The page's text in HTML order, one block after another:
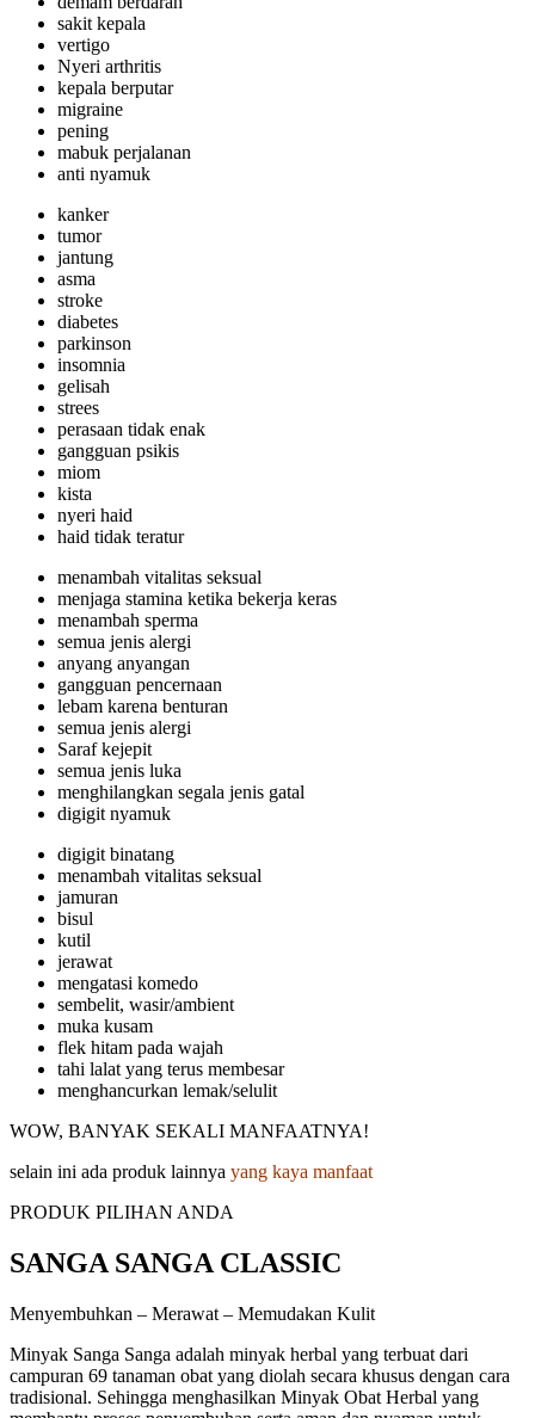
sakit kepala
vertigo
Nyeri arthritis
kepala berputar
migraine
pening
mabuk perjalanan
anti nyamuk
kanker
tumor
jantung
asma
stroke
diabetes
parkinson
insomnia
gelisah
strees
perasaan tidak enak
gangguan psikis
miom
kista
nyeri haid
haid tidak teratur
menambah vitalitas seksual
menjaga stamina ketika bekerja keras
menambah sperma
semua jenis alergi
anyang anyangan
gangguan pencernaan
lebam karena benturan
semua jenis alergi
Saraf kejepit
semua jenis luka
menghilangkan segala jenis gatal
digigit nyamuk
digigit binatang
menambah vitalitas seksual
jamuran
bisul
kutil
jerawat
mengatasi komedo
sembelit, wasir/ambient
muka kusam
flek hitam pada wajah
tahi lalat yang terus membesar
menghancurkan lemak/selulit
WOW, BANYAK SEKALI MANFAATNYA!
selain ini ada produk lainnya yang kaya manfaat
PRODUK PILIHAN ANDA
SANGA SANGA CLASSIC
Menyembuhkan – Merawat – Memudakan Kulit
Minyak Sanga Sanga adalah minyak herbal yang terbuat dari
campuran 69 tanaman obat yang diolah secara khusus dengan cara
tradisional. Sehingga menghasilkan Minyak Obat Herbal yang